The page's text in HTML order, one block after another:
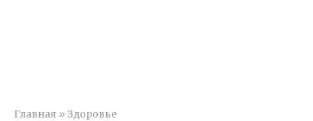
Главная » Здоровье